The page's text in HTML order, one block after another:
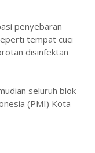
penyebaran
tempat cuci
disinfektan
seluruh blok
(PMI) Kota